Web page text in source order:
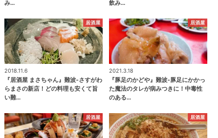
み…
飲み…
居酒屋
2018.11.6
『居酒屋 まさちゃん』難波-さすがわ
らまさの新店！どの料理も安くて旨
い難…
居酒屋
2021.3.18
『豚足のかどや』難波-豚足にかかっ
た魔法のタレが病みつきに！中毒性
のある…
居酒屋 居酒屋